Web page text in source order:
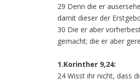
29 Denn die er
damit dieser der
30 Die er aber
gemacht; die er aber
1.Korinther 9,24:
24 Wisst ihr nicht, dass